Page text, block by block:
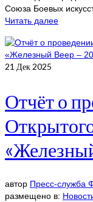
Союза Боевых
Читать далее
21 Дек 2025
Отчёт о
автор Пресс-служба
размещено в: